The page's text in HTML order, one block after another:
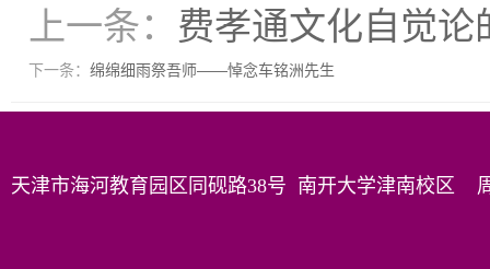
上一条： 费孝通文化自觉
下一条： 绵绵细雨祭吾师——悼念车铭洲先生
天津市海河教育园区同砚路38号 南开大学津南校区